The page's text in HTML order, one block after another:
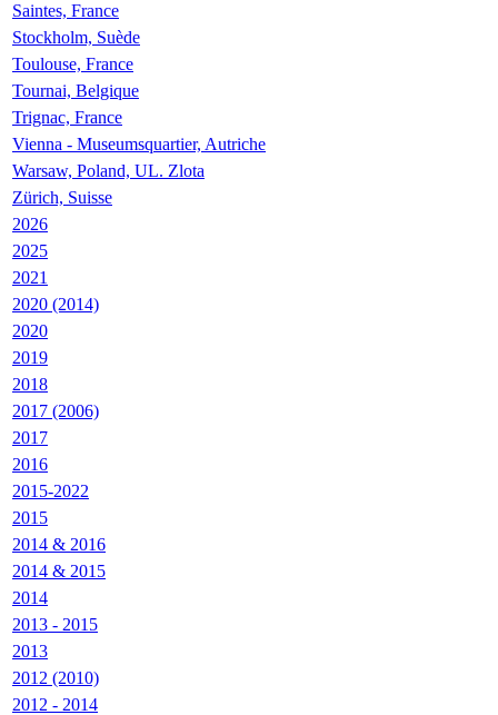
Saintes, France
Stockholm, Suède
Toulouse, France
Tournai, Belgique
Trignac, France
Vienna - Museumsquartier, Autriche
Warsaw, Poland, UL. Zlota
Zürich, Suisse
2026
2025
2021
2020 (2014)
2020
2019
2018
2017 (2006)
2017
2016
2015-2022
2015
2014 & 2016
2014 & 2015
2014
2013 - 2015
2013
2012 (2010)
2012 - 2014